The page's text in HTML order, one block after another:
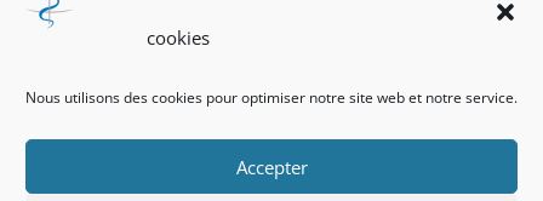
cookies
Nous utilisons des cookies pour optimiser notre site web et notre service.
Accepter